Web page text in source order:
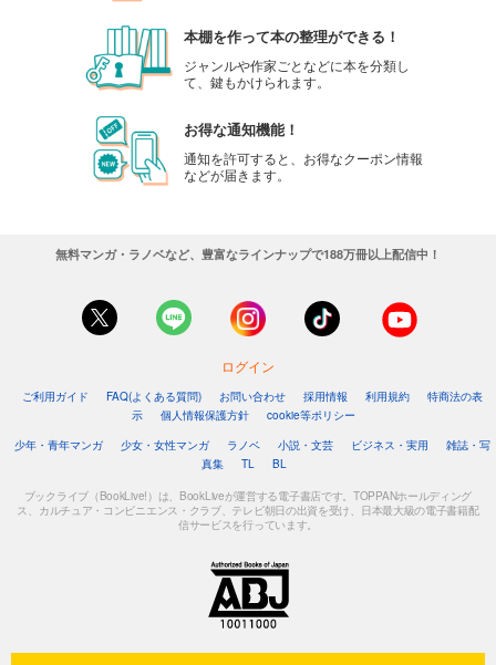
本棚を作って本の整理ができる！
ジャンルや作家ごとなどに本を分類し
て、鍵もかけられます。
お得な通知機能！
通知を許可すると、お得なクーポン情報
などが届きます。
無料マンガ・ラノベなど、豊富なラインナップで188万冊以上配信中！
ログイン
ご利用ガイド FAQ(よくある質問) お問い合わせ 採用情報 利用規約
特商法の表
示
個人情報保護方針
cookie等ポリシー
少年・青年マンガ
少女・女性マンガ ラノベ 小説・文芸 ビジネス・実用
雑誌・写
真集
TL BL
ブックライブ（BookLive!）は、BookLiveが運営する電子書店です。TOPPANホールディング
ス、カルチュア・コンビニエンス・クラブ、テレビ朝日の出資を受け、日本最大級の電子書籍配
信サービスを行っています。